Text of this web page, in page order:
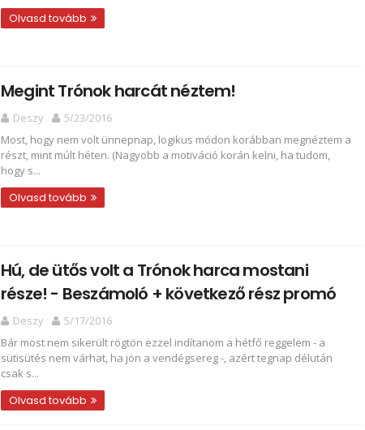
Olvasd tovább
Megint Trónok harcát néztem!
Deszy
5/23/2016
Most, hogy nem volt ünnepnap, logikus módon korábban megnéztem a
részt, mint múlt héten. (Nagyobb a motiváció korán kelni, ha tudom,
hogy s...
Olvasd tovább
Hú, de ütős volt a Trónok harca mostani
része! - Beszámoló + következő rész promó
Deszy
5/17/2016
Bár most nem sikerült rögtön ezzel indítanom a hétfő reggelem - a
sütisütés nem várhat, ha jön a vendégsereg -, azért tegnap délután
csak s...
Olvasd tovább